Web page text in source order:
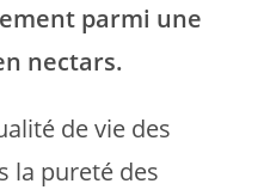
parmi une
nectars.
de vie des
la pureté des